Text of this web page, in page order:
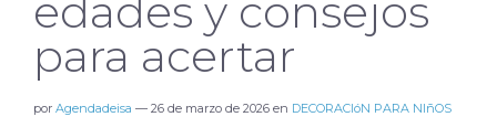
edades y consejos
para acertar
por Agendadeisa — 26 de marzo de 2026 en DECORACIóN PARA NIñOS